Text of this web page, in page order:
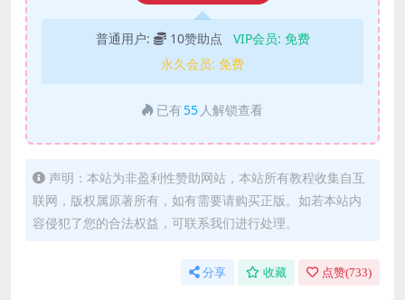
普通用户: 10赞助点 VIP会员: 免费
永久会员: 免费
已有 55 人解锁查看
声明：本站为非盈利性赞助网站，本站所有教程收集自互
联网，版权属原著所有，如有需要请购买正版。如若本站内
容侵犯了您的合法权益，可联系我们进行处理。
分享 收藏 点赞(733)